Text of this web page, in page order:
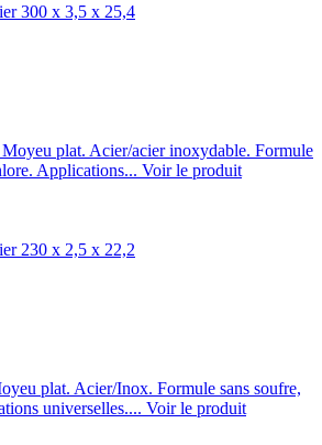
300 x 3,5 x 25,4
plat. Acier/acier inoxydable. Formule
Applications... Voir le produit
230 x 2,5 x 22,2
plat. Acier/Inox. Formule sans soufre,
universelles.... Voir le produit